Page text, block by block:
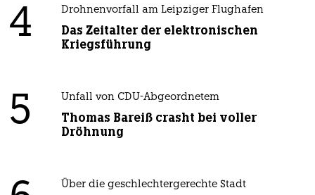
4 Drohnenvorfall am Leipziger Flughafen
Das Zeitalter der elektronischen
Kriegsführung
5 Unfall von CDU-Abgeordnetem
Thomas Bareiß crasht bei voller
Dröhnung
Über die geschlechtergerechte Stadt